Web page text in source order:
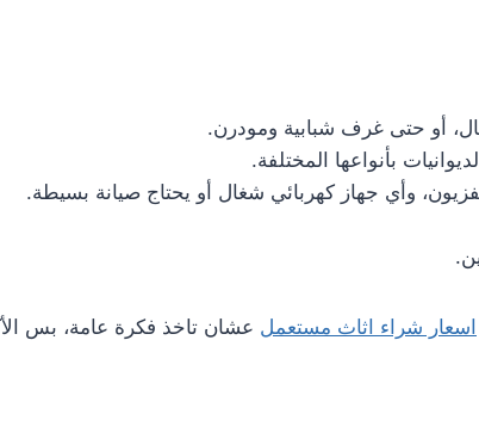
أو حتى غرف شبابية ومودرن.
بأنواعها المختلفة.
وأي جهاز كهربائي شغال أو يحتاج صيانة بسيطة.
اسعار شراء اثاث مستعمل عشان تاخذ فكرة عامة، بس